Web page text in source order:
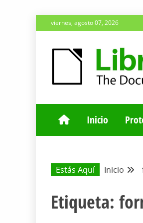
Saltar
al
viernes, agosto 07, 2026
BLOG
Inicio
Estás Aquí Inicio
Etiqueta: